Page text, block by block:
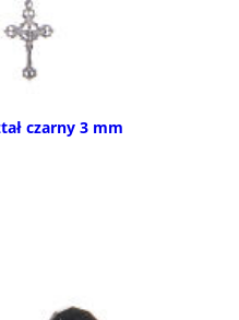
czarny 3 mm